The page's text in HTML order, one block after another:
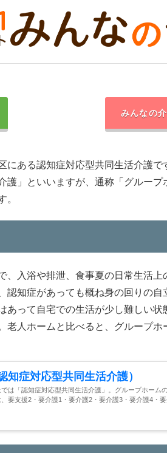
みんなの
ある認知症対応型共同生活介護で
護」といいますが、通称「グルー
。
、入浴や排泄、食事夏の日常生活
認知症があっても概ね身の回りの
あって自宅での生活が少し難しい
老人ホームと比べると、グループ
知症対応型共同生活介護）
は「認知症対応型共同生活介護」。グループホー
要支援2・要介護1・要介護2・要介護3・要介護4・